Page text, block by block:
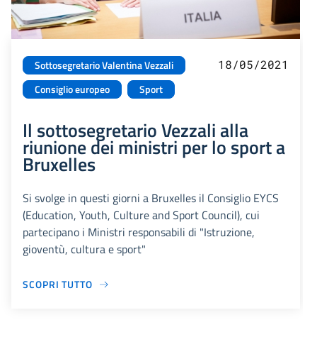
Sottosegretario Valentina Vezzali
Consiglio europeo
Sport
18/05/2021
Il sottosegretario Vezzali alla
riunione dei ministri per lo sport a
Bruxelles
Si svolge in questi giorni a Bruxelles il Consiglio EYCS
(Education, Youth, Culture and Sport Council), cui
partecipano i Ministri responsabili di "Istruzione,
gioventù, cultura e sport"
SCOPRI TUTTO